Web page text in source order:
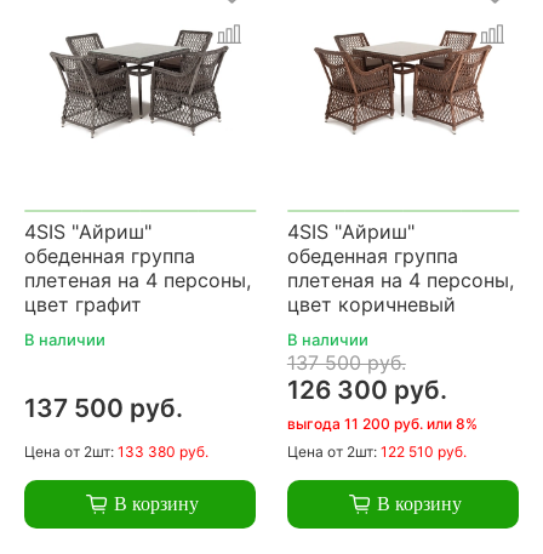
4SIS "Айриш"
обеденная группа
плетеная на 4 персоны,
цвет графит
В наличии
137 500 руб.
Цена от 2шт: 133 380 руб.
В корзину
4SIS "Айриш"
обеденная группа
плетеная на 4 персоны,
цвет коричневый
В наличии
137 500 руб.
126 300 руб.
выгода 11 200 руб. или 8%
Цена от 2шт: 122 510 руб.
В корзину